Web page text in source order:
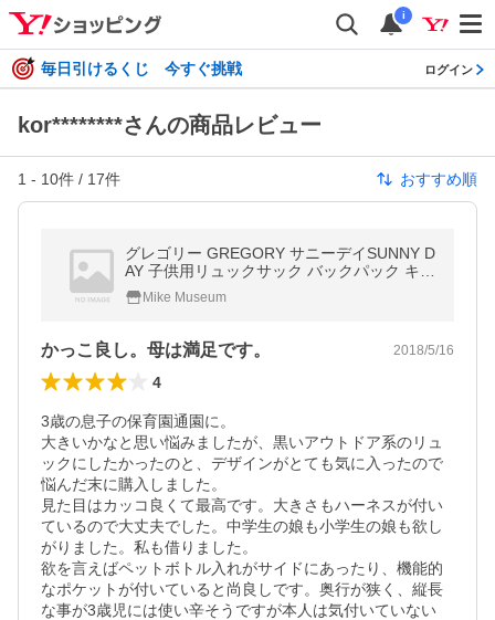
i
毎日引けるくじ 今すぐ挑戦 ログイン
kor********さんの商品レビュー
1 - 10件 / 17件 おすすめ順
グレゴリー GREGORY サニーデイSUNNY D
AY 子供用リュックサック バックパック キッ
ズ ボーイズ ガールズ
Mike Museum
かっこ良し。母は満足です。 2018/5/16
4
3歳の息子の保育園通園に。
大きいかなと思い悩みましたが、黒いアウトドア系のリュ
ックにしたかったのと、デザインがとても気に入ったので
悩んだ末に購入しました。
見た目はカッコ良くて最高です。大きさもハーネスが付い
ているので大丈夫でした。中学生の娘も小学生の娘も欲し
がりました。私も借りました。
欲を言えばペットボトル入れがサイドにあったり、機能的
なポケットが付いていると尚良しです。奥行が狭く、縦長
な事が3歳児には使い辛そうですが本人は気付いていない